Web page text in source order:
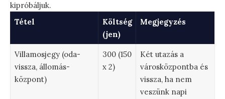
kipróbáljuk.
Tétel
Költség
(jen)
Megjegyzés
Villamosjegy (oda-
vissza, állomás-
központ)
300 (150
x 2)
Két utazás a
városközpontba és
vissza, ha nem
veszünk napi